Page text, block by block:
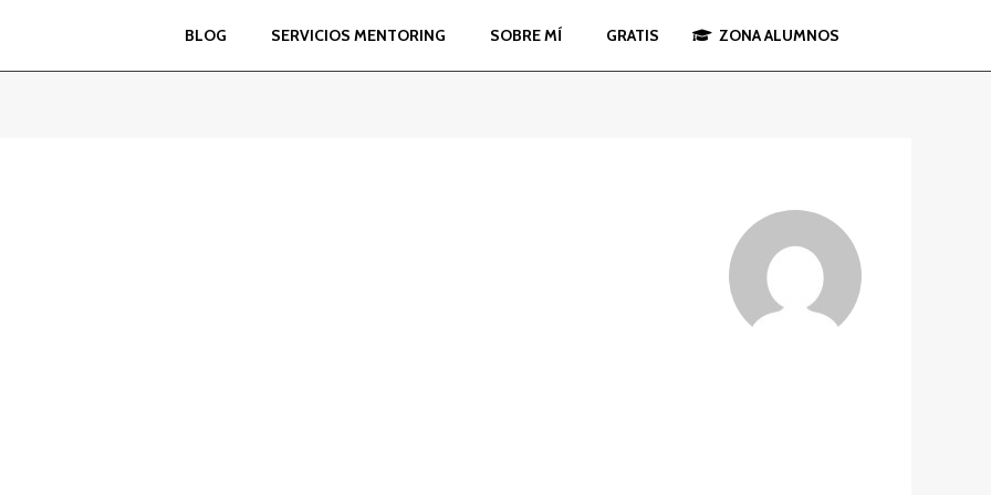
BLOG SERVICIOS MENTORING SOBRE MÍ GRATIS ZONA ALUMNOS